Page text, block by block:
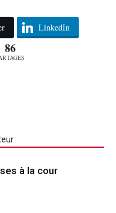
LinkedIn
86
à la cour